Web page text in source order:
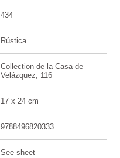
434
Rústica
Collection de la Casa de
Velázquez, 116
17 x 24 cm
9788496820333
See sheet